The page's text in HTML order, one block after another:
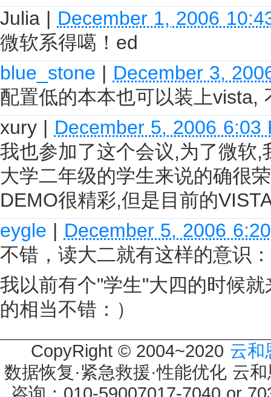
Julia | December 1, 2006
微软系得噶！ed
blue_stone | December 3,
配置低的本本也可以装上vista,
xury | December 5, 2006 6:03
我也参加了这个会议,为了微软
大学二年级的学生来说的确很
DEMO很精彩,但是目前的
eygle | December 5, 2006
不错，读大二就有这样的意识
我以前有个"学生"大四的时候
的相当不错：）
CopyRight © 2004~2020 云和
数据恢复·紧急救援·性能优化 云
咨询：010-59007017-7040 or